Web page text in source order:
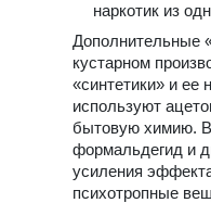
наркотик из
Дополнительные
кустарном
«синтетики» и ее
используют
бытовую химию.
формальдегид и
усиления
психотропные